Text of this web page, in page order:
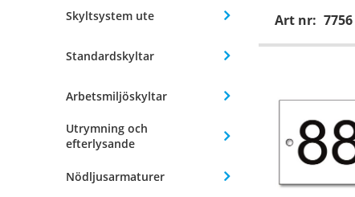
Skyltsystem ute
Standardskyltar
Arbetsmiljöskyltar
Utrymning och
efterlysande
Nödljusarmaturer
Art nr: 7756